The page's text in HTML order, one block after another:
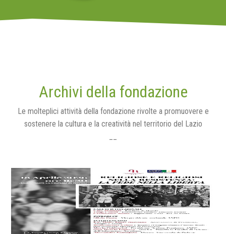
Archivi della fondazione
Le molteplici attività della fondazione rivolte a promuovere e
sostenere la cultura e la creatività nel territorio del Lazio